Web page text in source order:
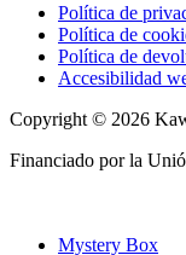
Política de
Política de
Política de
Accesibilidad
Copyright © 2026
Financiado por la
Mystery Box